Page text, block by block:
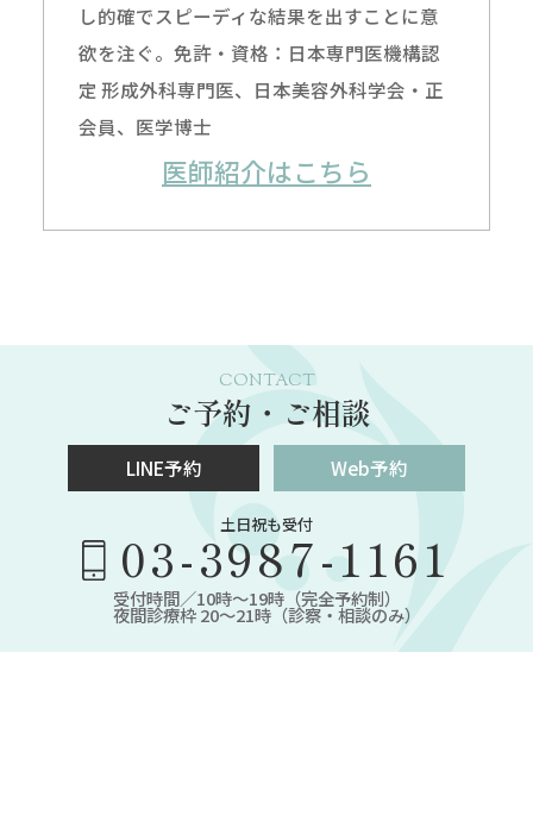
し的確でスピーディな結果を出すことに意
欲を注ぐ。免許・資格：日本専門医機構認
定 形成外科専門医、日本美容外科学会・正
会員、医学博士
医師紹介はこちら
CONTACT
ご予約・ご相談
LINE予約 Web予約
土日祝も受付
03-3987-1161
受付時間／10時～19時（完全予約制）
夜間診療枠 20～21時（診察・相談のみ）